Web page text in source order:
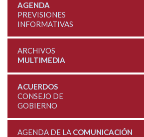
AGENDA
PREVISIONES
INFORMATIVAS
ARCHIVOS
MULTIMEDIA
ACUERDOS
CONSEJO DE
GOBIERNO
AGENDA DE LA COMUNICACIÓN